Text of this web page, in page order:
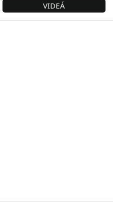
VIDEÁ